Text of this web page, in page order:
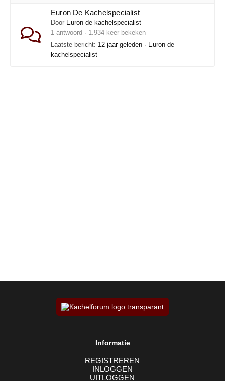
Euron De Kachelspecialist
Door Euron de kachelspecialist
1 antwoord · 1.934 keer bekeken
Laatste bericht: 12 jaar geleden · Euron de
kachelspecialist
Informatie
REGISTREREN
INLOGGEN
UITLOGGEN